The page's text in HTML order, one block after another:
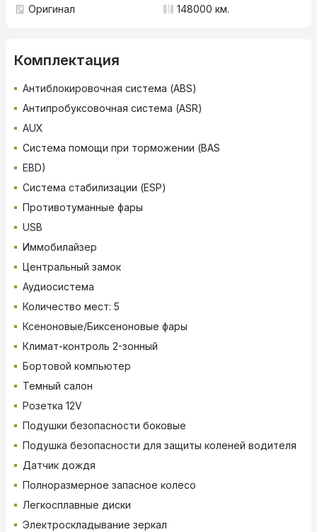
Оригинал
148000 км.
Комплектация
Антиблокировочная система (ABS)
Антипробуксовочная система (ASR)
AUX
Система помощи при торможении (BAS
EBD)
Система стабилизации (ESP)
Противотуманные фары
USB
Иммобилайзер
Центральный замок
Аудиосистема
Количество мест: 5
Ксеноновые/Биксеноновые фары
Климат-контроль 2-зонный
Бортовой компьютер
Темный салон
Розетка 12V
Подушки безопасности боковые
Подушка безопасности для защиты коленей водителя
Датчик дождя
Полноразмерное запасное колесо
Легкосплавные диски
Электроскладывание зеркал